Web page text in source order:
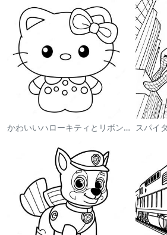
かわいいハローキティとリボンの塗り絵